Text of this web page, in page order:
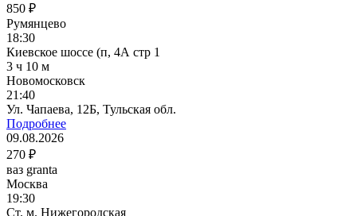
850 ₽
Румянцево
18:30
Киевское шоссе (п, 4А стр 1
3 ч 10 м
Новомосковск
21:40
Ул. Чапаева, 12Б, Тульская обл.
Подробнее
09.08.2026
270 ₽
ваз granta
Москва
19:30
Ст. м. Нижегородская